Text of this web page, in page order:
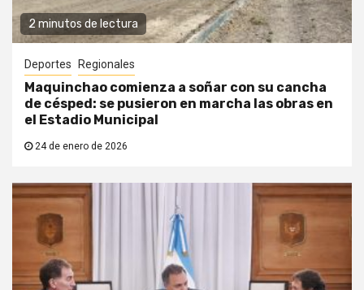
2 minutos de lectura
Deportes Regionales
Maquinchao comienza a soñar con su cancha
de césped: se pusieron en marcha las obras en
el Estadio Municipal
24 de enero de 2026